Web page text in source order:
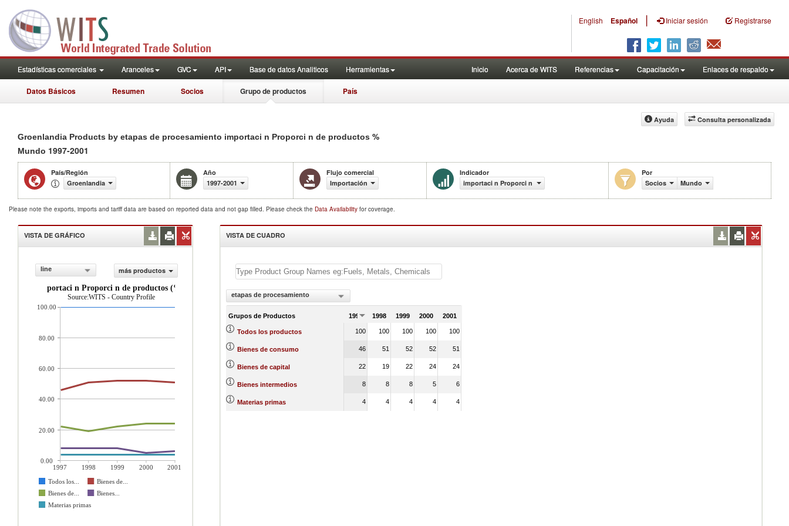
English Español | Iniciar sesión Registrarse
Estadísticas comerciales Aranceles GVC API Base de datos Analiticos Herramientas Inicio Acerca de WITS Referencias Capacitación Enlaces de respaldo
Datos Básicos Resumen Socios Grupo de productos País
Consulta personalizada
Ayuda
Groenlandia Products by etapas de procesamiento importaci n Proporci n de productos %
Mundo 1997-2001
País/Región
Groenlandia
Año
1997-2001
Flujo comercial
Importación
Indicador
importaci n Proporci n de productos (%)
Por
Socios
Mundo
Please note the exports, imports and tariff data are based on reported data and not gap filled. Please check the Data Availability for coverage.
VISTA DE GRÁFICO
line
más productos
importaci n Proporci n de productos (%)
Source:WITS - Country Profile
1997 1998 1999 2000
2001
Todos los...
Bienes de...
Bienes de...
Bienes...
Materias primas
100.00
80.00
60.00
40.00
20.00
0.00
VISTA DE CUADRO
etapas de procesamiento
Grupos de Productos 1997 1998 1999 2000 2001
Todos los productos 100 100 100 100 100
Bienes de consumo 46 51 52 52 51
Bienes de capital 22 19 22 24 24
Bienes intermedios 8 8 8 5 6
Materias primas 4 4 4 4 4